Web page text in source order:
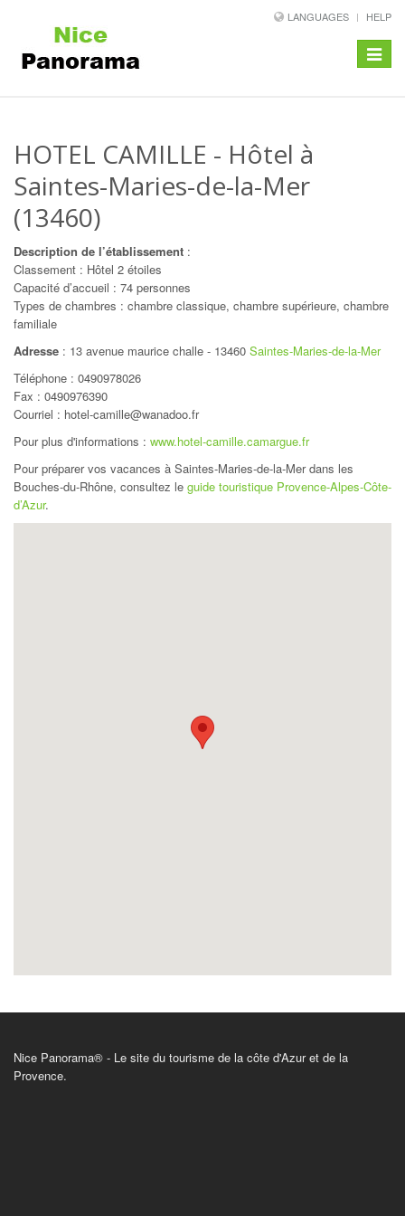
LANGUAGES HELP
Toggle
HOTEL CAMILLE - Hôtel à
Saintes-Maries-de-la-Mer
(13460)
Description de l’établissement :
Classement : Hôtel 2 étoiles
Capacité d’accueil : 74 personnes
Types de chambres : chambre classique, chambre supérieure, chambre
familiale
Adresse : 13 avenue maurice challe - 13460 Saintes-Maries-de-la-Mer
Téléphone : 0490978026
Fax : 0490976390
Courriel : hotel-camille@wanadoo.fr
Pour plus d'informations : www.hotel-camille.camargue.fr
Pour préparer vos vacances à Saintes-Maries-de-la-Mer dans les
Bouches-du-Rhône, consultez le guide touristique Provence-Alpes-Côte-
d’Azur.
Nice Panorama® - Le site du tourisme de la côte d'Azur et de la
Provence.